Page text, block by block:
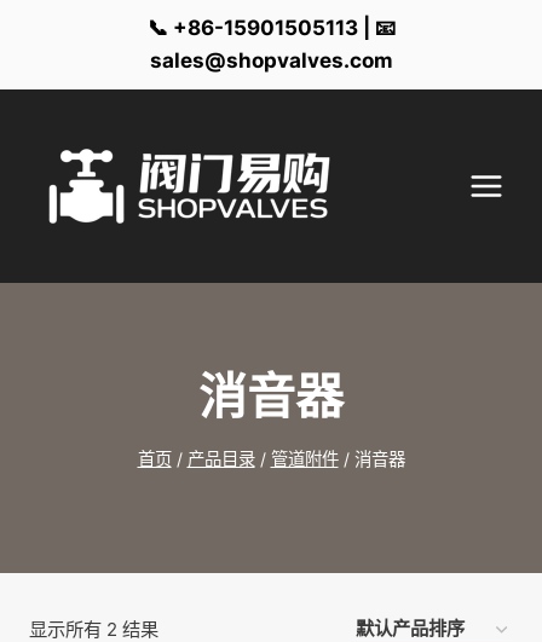
📞 +86-15901505113 | 📧
sales@shopvalves.com
消音器
首页 / 产品目录 / 管道附件 / 消音器
显示所有 2 结果